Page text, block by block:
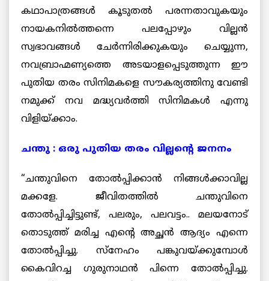
കഥാപാത്രങ്ങള്‍ കൂടുതല്‍ പരന്നതാവുകയും
നായകനില്‍ത്തന്നെ പലപ്പോഴും വില്ലന്‍
സ്വഭാവങ്ങള്‍ ചേര്‍ന്നിരിക്കുകയും ചെയ്യുന്ന,
നവബ്രാഹ്മണ്യത്തെ അടയാളപ്പെടുത്തുന്ന ഈ
പുതിയ തരം സിനിമകളെ സൗകര്യത്തിനു വേണ്ടി
നമുക്ക് നവ മദ്ധ്യവര്‍ത്തി സിനിമകള്‍ എന്നു
വിളിയ്ക്കാം.
ചന്തു : ഒരു പുതിയ തരം വില്ലന്റെ ജനനം
“ചന്തുവിനെ തോല്‍പ്പിക്കാന്‍ നിങ്ങള്‍ക്കാവില്ല
മക്കളേ. ജീവിതത്തില്‍ ചന്തുവിനെ
തോല്‍പ്പിച്ചിട്ടുണ്ട്, പലരും, പലവട്ടം.. മലയനോട്
തൊടുത്ത് മരിച്ച എന്റെ അച്ഛന്‍ ആദ്യം എന്നെ
തോല്‍പ്പിച്ചു. സ്നേഹം പങ്കുവയ്ക്കുമ്പോള്‍
കൈവിറച്ച ഗുരുനാഥന്‍ പിന്നെ തോല്‍പ്പിച്ചു.